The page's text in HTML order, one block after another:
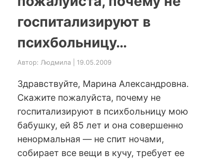
госпитализируют в
психбольницу…
Автор: Людмила | 19.05.2009
Здравствуйте, Марина Александровна.
Скажите пожалуйста, почему не
госпитализируют в психбольницу мою
бабушку, ей 85 лет и она совершенно
ненормальная — не спит ночами,
собирает все вещи в кучу, требует ее